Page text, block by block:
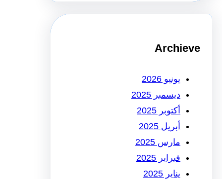
Archieve
يونيو 2026
ديسمبر 2025
أكتوبر 2025
أبريل 2025
مارس 2025
فبراير 2025
يناير 2025